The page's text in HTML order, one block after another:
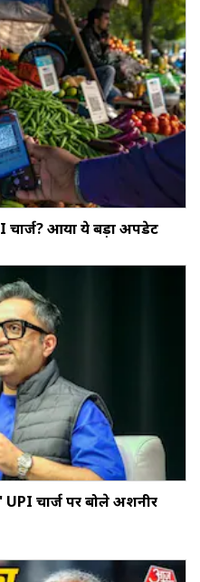
चार्ज? आया ये बड़ा अपडेट
चार्ज पर बोले अशनीर